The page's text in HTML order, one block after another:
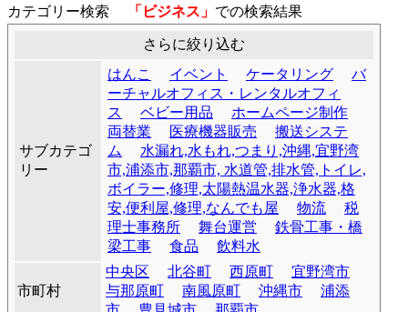
カテゴリー検索 「ビジネス」 での検索結果
さらに絞り込む
サブカテゴ
リー
はんこ イベント ケータリング
バ
ーチャルオフィス・レンタルオフィ
ス
ベビー用品
ホームページ制作
両替業
医療機器販売
搬送システ
ム
水漏れ,水もれ,つまり,沖縄,宜野湾
市,浦添市,那覇市, 水道管,排水管,トイレ,
ボイラー,修理,太陽熱温水器,浄水器,格
安,便利屋,修理,なんでも屋
物流
税
理士事務所
舞台運営
鉄骨工事・橋
梁工事
食品 飲料水
市町村
中央区 北谷町 西原町
宜野湾市
与那原町
南風原町 沖縄市
浦添